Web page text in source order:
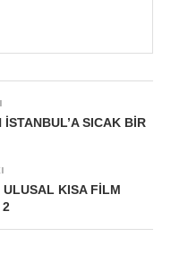
SICAK BIR
KISA FILM
2